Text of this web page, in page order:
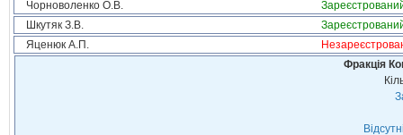
Чорноволенко О.В.
Шкутяк З.В.
Яценюк А.П.
Фракція